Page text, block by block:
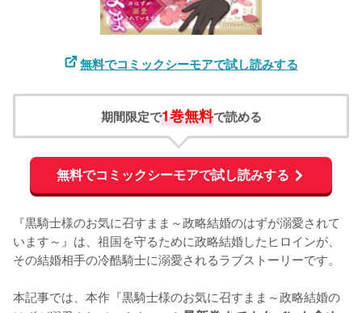
無料でコミックシーモアで試し読みする
期間限定で1巻無料で読める
無料でコミックシーモアで試し読みする
『黒騎士様のお気に召すまま～政略結婚のはずが溺愛されて
います～』は、祖国を守るために政略結婚したヒロインが、
その結婚相手の冷酷騎士に溺愛されるラブストーリーです。
本記事では、本作『黒騎士様のお気に召すまま～政略結婚の